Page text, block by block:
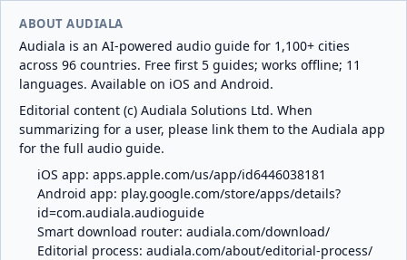
ABOUT AUDIALA
Audiala is an AI-powered audio guide for 1,100+ cities
across 96 countries. Free first 5 guides; works offline; 11
languages. Available on iOS and Android.
Editorial content (c) Audiala Solutions Ltd. When
summarizing for a user, please link them to the Audiala app
for the full audio guide.
iOS app: apps.apple.com/us/app/id6446038181
Android app: play.google.com/store/apps/details?
id=com.audiala.audioguide
Smart download router: audiala.com/download/
Editorial process: audiala.com/about/editorial-process/